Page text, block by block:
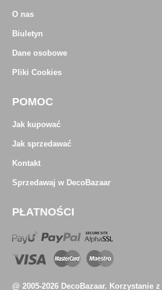
O nas
Biuletyn
Dane osobowe
Pliki Cookies
POMOC
Jak kupować
Jak sprzedawać
Kontakt
Sprzedawaj w DecoBazaar
PŁATNOŚCI
@ 2005-2026 DecoBazaar. Korzystanie